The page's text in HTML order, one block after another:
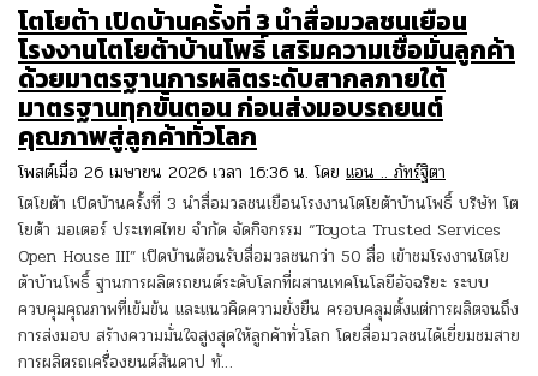
โตโยต้า เปิดบ้านครั้งที่ 3 นำสื่อมวลชนเยือน
โรงงานโตโยต้าบ้านโพธิ์ เสริมความเชื่อมั่นลูกค้า
ด้วยมาตรฐานการผลิตระดับสากลภายใต้
มาตรฐานทุกขั้นตอน ก่อนส่งมอบรถยนต์
คุณภาพสู่ลูกค้าทั่วโลก
โพสต์เมื่อ 26 เมษายน 2026 เวลา 16:36 น. โดย แอน .. ภัทร์ฐิตา
โตโยต้า เปิดบ้านครั้งที่ 3 นำสื่อมวลชนเยือนโรงงานโตโยต้าบ้านโพธิ์ บริษัท โต
โยต้า มอเตอร์ ประเทศไทย จำกัด จัดกิจกรรม “Toyota Trusted Services
Open House III” เปิดบ้านต้อนรับสื่อมวลชนกว่า 50 สื่อ เข้าชมโรงงานโตโย
ต้าบ้านโพธิ์ ฐานการผลิตรถยนต์ระดับโลกที่ผสานเทคโนโลยีอัจฉริยะ ระบบ
ควบคุมคุณภาพที่เข้มข้น และแนวคิดความยั่งยืน ครอบคลุมตั้งแต่การผลิตจนถึง
การส่งมอบ สร้างความมั่นใจสูงสุดให้ลูกค้าทั่วโลก โดยสื่อมวลชนได้เยี่ยมชมสาย
การผลิตรถเครื่องยนต์สันดาป ทั…